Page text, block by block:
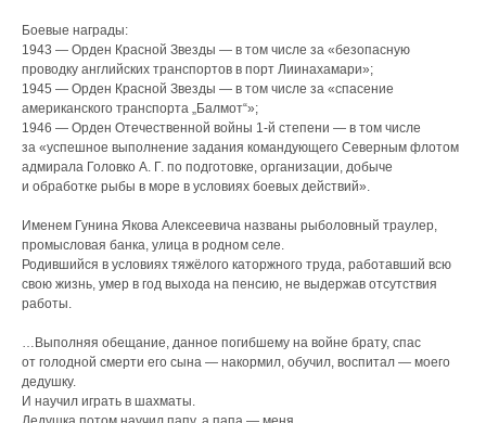
Боевые награды:
1943 — Орден Красной Звезды — в том числе за «безопасную
проводку английских транспортов в порт Лиинахамари»;
1945 — Орден Красной Звезды — в том числе за «спасение
американского транспорта „Балмот“»;
1946 — Орден Отечественной войны 1-й степени — в том числе
за «успешное выполнение задания командующего Северным флотом
адмирала Головко А. Г. по подготовке, организации, добыче
и обработке рыбы в море в условиях боевых действий».
Именем Гунина Якова Алексеевича названы рыболовный траулер,
промысловая банка, улица в родном селе.
Родившийся в условиях тяжёлого каторжного труда, работавший всю
свою жизнь, умер в год выхода на пенсию, не выдержав отсутствия
работы.
…Выполняя обещание, данное погибшему на войне брату, спас
от голодной смерти его сына — накормил, обучил, воспитал — моего
дедушку.
И научил играть в шахматы.